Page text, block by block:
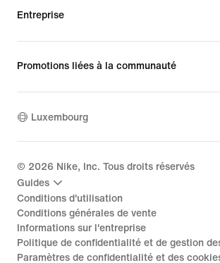
Entreprise
Promotions liées à la communauté
Luxembourg
© 2026 Nike, Inc. Tous droits réservés
Guides
Conditions d'utilisation
Conditions générales de vente
Informations sur l'entreprise
Politique de confidentialité et de gestion
Paramètres de confidentialité et des